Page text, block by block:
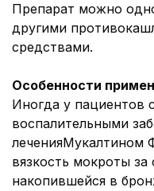
Препарат можно
другими
средствами.
Особенности
Иногда у пациентов
воспалительными
леченияМукалтином
вязкость мокроты
накопившейся в